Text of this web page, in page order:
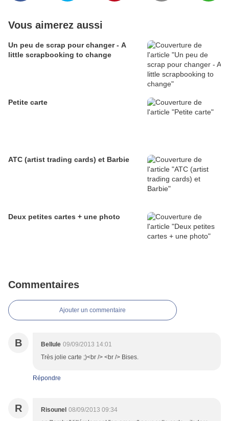
Vous aimerez aussi
Un peu de scrap pour changer - A
little scrapbooking to change
Petite carte
ATC (artist trading cards) et Barbie
Deux petites cartes + une photo
Commentaires
Ajouter un commentaire
B Bellule 09/09/2013 14:01
Très jolie carte ;)<br /> <br /> Bises.
Répondre
R Risounel 08/09/2013 09:34